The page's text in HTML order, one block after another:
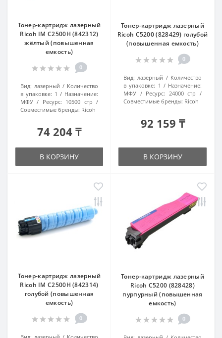
Тонер-картридж лазерный
Ricoh IM C2500H (842312)
жёлтый (повышенная
емкость)
0
Вид: лазерный
Количество
в упаковке: 1
Назначение:
МФУ
Ресурс: 10500 стр
Совместимые бренды: Ricoh
74 204 ₸
В КОРЗИНУ
Тонер-картридж лазерный
Ricoh C5200 (828429) голубой
(повышенная емкость)
0
Вид: лазерный
Количество
в упаковке: 1
Назначение:
МФУ
Ресурс: 24000 стр
Совместимые бренды: Ricoh
92 159 ₸
В КОРЗИНУ
Тонер-картридж лазерный
Ricoh IM C2500H (842314)
голубой (повышенная
емкость)
0
Тонер-картридж лазерный
Ricoh C5200 (828428)
пурпурный (повышенная
емкость)
0